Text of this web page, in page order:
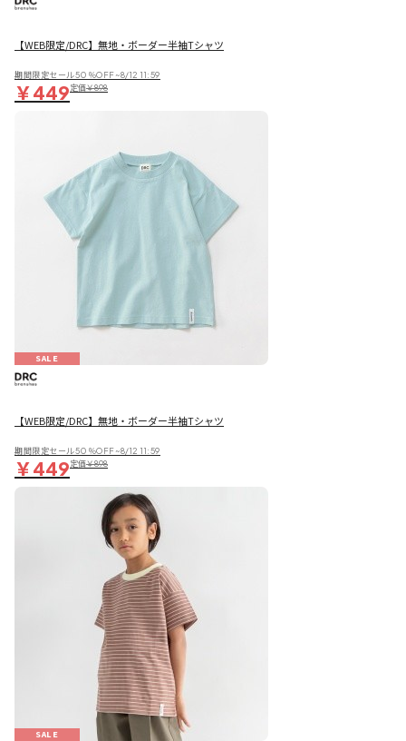
【WEB限定/DRC】無地・ボーダー半袖Tシャツ
期間限定セール50％OFF~8/12 11:59
￥449定価￥898
SALE
【WEB限定/DRC】無地・ボーダー半袖Tシャツ
期間限定セール50％OFF~8/12 11:59
￥449定価￥898
SALE